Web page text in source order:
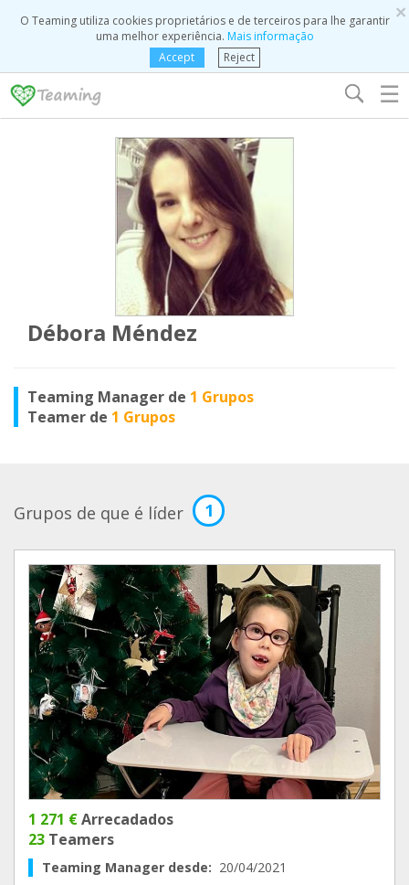
×
O Teaming utiliza cookies proprietários e de terceiros para lhe garantir
uma melhor experiência. Mais informação
Accept
Reject
☰
Débora Méndez
Teaming Manager de 1 Grupos
Teamer de 1 Grupos
Grupos de que é líder 1
1 271 €Arrecadados
23 Teamers
Teaming Manager desde: 20/04/2021